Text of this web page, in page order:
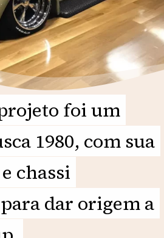
foi um
1980, com sua
chassi
dar origem a
foi um
1980, com sua
chassi
dar origem a